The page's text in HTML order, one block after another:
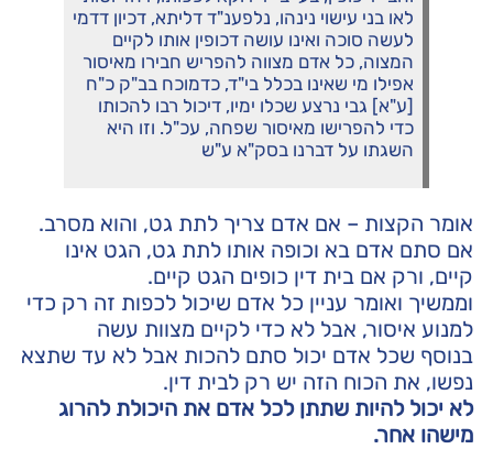
לאו בני עישוי נינהו, נלפענ"ד דליתא, דכיון דדמי
לעשה סוכה ואינו עושה דכופין אותו לקיים
המצוה, כל אדם מצווה להפריש חבירו מאיסור
אפילו מי שאינו בכלל בי"ד, כדמוכח בב"ק כ"ח
[ע"א] גבי נרצע שכלו ימיו, דיכול רבו להכותו
כדי להפרישו מאיסור שפחה, עכ"ל. וזו היא
השגתו על דברנו בסק"א ע"ש
אומר הקצות – אם אדם צריך לתת גט, והוא מסרב.
אם סתם אדם בא וכופה אותו לתת גט, הגט אינו
קיים, ורק אם בית דין כופים הגט קיים.
וממשיך ואומר עניין כל אדם שיכול לכפות זה רק כדי
למנוע איסור, אבל לא כדי לקיים מצוות עשה
בנוסף שכל אדם יכול סתם להכות אבל לא עד שתצא
נפשו, את הכוח הזה יש רק לבית דין.
לא יכול להיות שתתן לכל אדם את היכולת להרוג
מישהו אחר.